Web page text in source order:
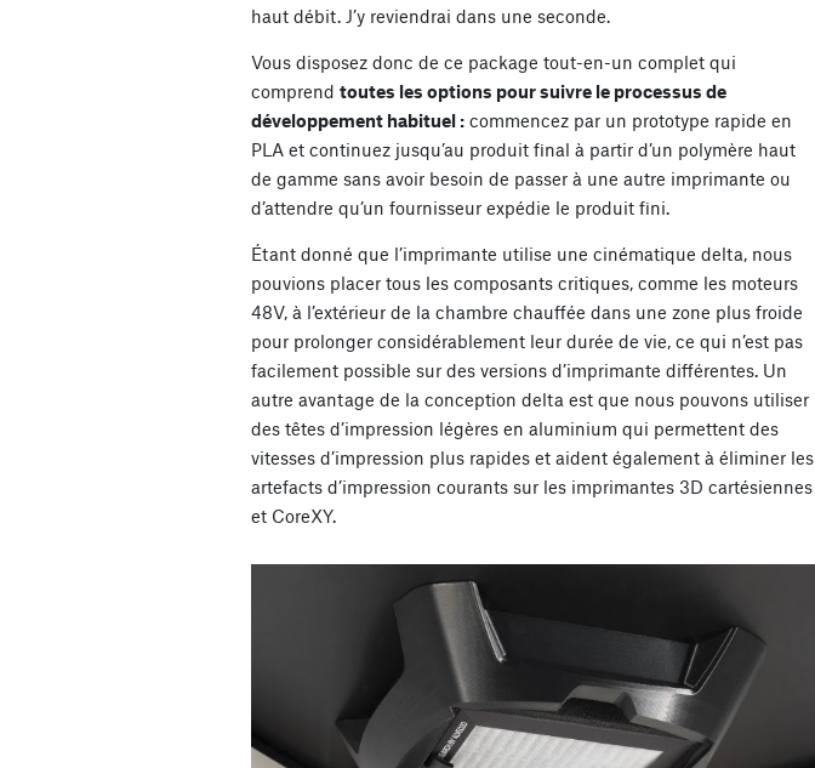
haut débit. J’y reviendrai dans une seconde.
Vous disposez donc de ce package tout-en-un complet qui
comprend toutes les options pour suivre le processus de
développement habituel : commencez par un prototype rapide en
PLA et continuez jusqu’au produit final à partir d’un polymère haut
de gamme sans avoir besoin de passer à une autre imprimante ou
d’attendre qu’un fournisseur expédie le produit fini.
Étant donné que l’imprimante utilise une cinématique delta, nous
pouvions placer tous les composants critiques, comme les moteurs
48V, à l’extérieur de la chambre chauffée dans une zone plus froide
pour prolonger considérablement leur durée de vie, ce qui n’est pas
facilement possible sur des versions d’imprimante différentes. Un
autre avantage de la conception delta est que nous pouvons utiliser
des têtes d’impression légères en aluminium qui permettent des
vitesses d’impression plus rapides et aident également à éliminer les
artefacts d’impression courants sur les imprimantes 3D cartésiennes
et CoreXY.